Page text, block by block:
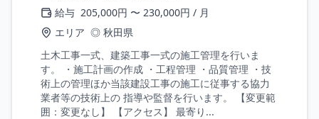
給与 205,000円 〜 230,000円 / 月
エリア ◎ 秋田県
土木工事一式、建築工事一式の施工管理を行いま
す。 ・施工計画の作成 ・工程管理 ・品質管理 ・技
術上の管理ほか当該建設工事の施工に従事する協力
業者等の技術上の 指導や監督を行います。 【変更範
囲：変更なし】 【アクセス】 最寄り...